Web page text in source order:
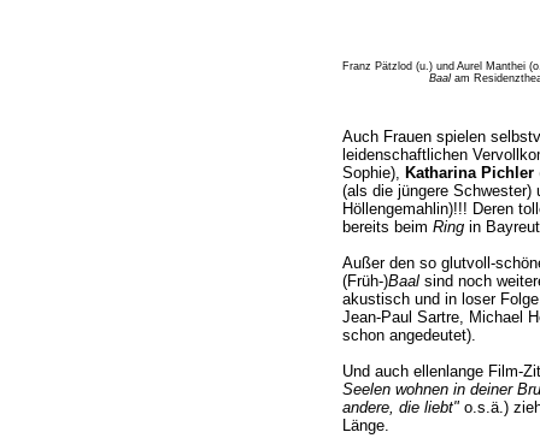
Franz Pätzlod (u.) und Aurel Manthei
Baalam
Auch Frauen spielen
leidenschaftlichen
Sophie), Katharina Pichler
(als die jüngere Schwester)
Höllengemahlin)!!! Deren
bereits beim Ringin
Außer den so glutvoll-
(Früh-)Baalsind noch
akustisch und in loser
Jean-Paul Sartre, Michael
schon angedeutet).
Und auch ellenlange Film-
Seelen wohnen in deiner
andere, die liebt"o.s.ä.)
Länge.